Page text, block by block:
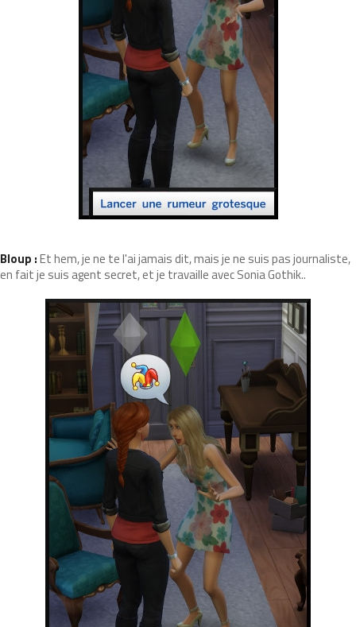
Bloup :Et hem, je ne te l'ai jamais dit, mais je ne suis pas journaliste,
en fait je suis agent secret, et je travaille avec Sonia Gothik..